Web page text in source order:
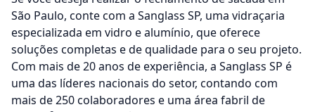
São Paulo, conte com a Sanglass SP, uma vidraçaria
especializada em vidro e alumínio, que oferece
soluções completas e de qualidade para o seu projeto.
Com mais de 20 anos de experiência, a Sanglass SP é
uma das líderes nacionais do setor, contando com
mais de 250 colaboradores e uma área fabril de